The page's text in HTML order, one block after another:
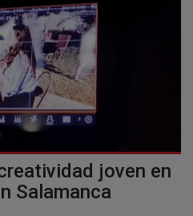
joven en
Salamanca